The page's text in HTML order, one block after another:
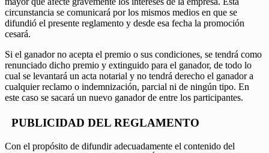
circunstancia se comunicará por los mismos medios en que se
difundió el presente reglamento y desde esa fecha la promoción
cesará.
Si el ganador no acepta el premio o sus condiciones, se tendrá como
renunciado dicho premio y extinguido para el ganador, de todo lo
cual se levantará un acta notarial y no tendrá derecho el ganador a
cualquier reclamo o indemnización, parcial ni de ningún tipo. En
este caso se sacará un nuevo ganador de entre los participantes.
PUBLICIDAD DEL REGLAMENTO
Con el propósito de difundir adecuadamente el contenido del